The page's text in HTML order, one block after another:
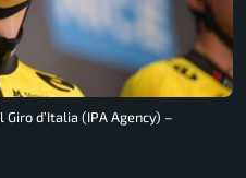
d’Italia (IPA Agency) –